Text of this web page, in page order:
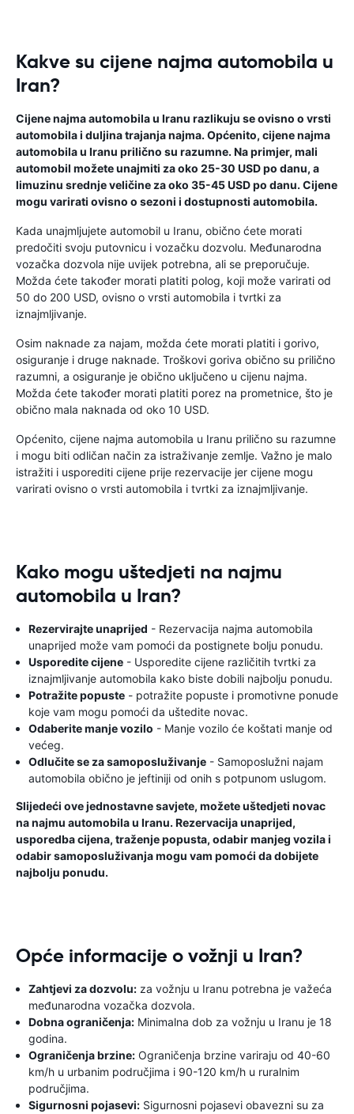
Kakve su cijene najma automobila u
Iran?
Cijene najma automobila u Iranu razlikuju se ovisno o vrsti
automobila i duljina trajanja najma. Općenito, cijene najma
automobila u Iranu prilično su razumne. Na primjer, mali
automobil možete unajmiti za oko 25-30 USD po danu, a
limuzinu srednje veličine za oko 35-45 USD po danu. Cijene
mogu varirati ovisno o sezoni i dostupnosti automobila.
Kada unajmljujete automobil u Iranu, obično ćete morati
predočiti svoju putovnicu i vozačku dozvolu. Međunarodna
vozačka dozvola nije uvijek potrebna, ali se preporučuje.
Možda ćete također morati platiti polog, koji može varirati od
50 do 200 USD, ovisno o vrsti automobila i tvrtki za
iznajmljivanje.
Osim naknade za najam, možda ćete morati platiti i gorivo,
osiguranje i druge naknade. Troškovi goriva obično su prilično
razumni, a osiguranje je obično uključeno u cijenu najma.
Možda ćete također morati platiti porez na prometnice, što je
obično mala naknada od oko 10 USD.
Općenito, cijene najma automobila u Iranu prilično su razumne
i mogu biti odličan način za istraživanje zemlje. Važno je malo
istražiti i usporediti cijene prije rezervacije jer cijene mogu
varirati ovisno o vrsti automobila i tvrtki za iznajmljivanje.
Kako mogu uštedjeti na najmu
automobila u Iran?
Rezervirajte unaprijed - Rezervacija najma automobila
unaprijed može vam pomoći da postignete bolju ponudu.
Usporedite cijene - Usporedite cijene različitih tvrtki za
iznajmljivanje automobila kako biste dobili najbolju ponudu.
Potražite popuste - potražite popuste i promotivne ponude
koje vam mogu pomoći da uštedite novac.
Odaberite manje vozilo - Manje vozilo će koštati manje od
većeg.
Odlučite se za samoposluživanje - Samoposlužni najam
automobila obično je jeftiniji od onih s potpunom uslugom.
Slijedeći ove jednostavne savjete, možete uštedjeti novac
na najmu automobila u Iranu. Rezervacija unaprijed,
usporedba cijena, traženje popusta, odabir manjeg vozila i
odabir samoposluživanja mogu vam pomoći da dobijete
najbolju ponudu.
Opće informacije o vožnji u Iran?
Zahtjevi za dozvolu: za vožnju u Iranu potrebna je važeća
međunarodna vozačka dozvola.
Dobna ograničenja: Minimalna dob za vožnju u Iranu je 18
godina.
Ograničenja brzine: Ograničenja brzine variraju od 40-60
km/h u urbanim područjima i 90-120 km/h u ruralnim
područjima.
Sigurnosni pojasevi: Sigurnosni pojasevi obavezni su za